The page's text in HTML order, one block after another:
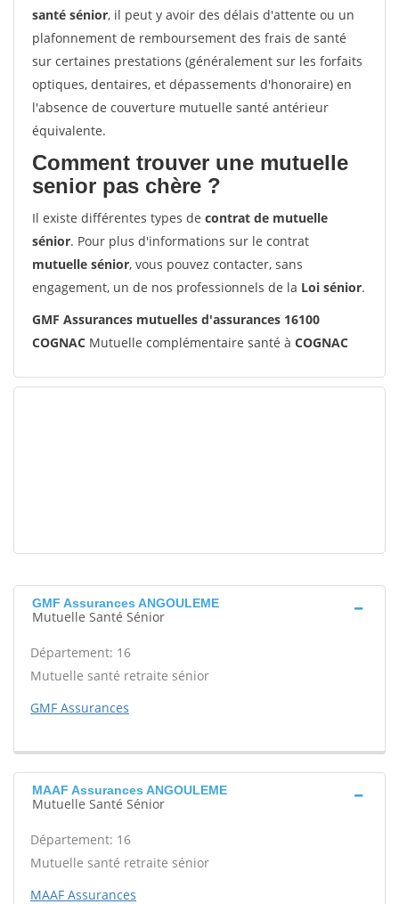
santé sénior, il peut y avoir des délais d'attente ou un
plafonnement de remboursement des frais de santé
sur certaines prestations (généralement sur les forfaits
optiques, dentaires, et dépassements d'honoraire) en
l'absence de couverture mutuelle santé antérieur
équivalente.
Comment trouver une mutuelle
senior pas chère ?
Il existe différentes types de contrat de mutuelle
sénior. Pour plus d'informations sur le contrat
mutuelle sénior, vous pouvez contacter, sans
engagement, un de nos professionnels de la Loi sénior.
GMF Assurances mutuelles d'assurances 16100
COGNAC Mutuelle complémentaire santé à COGNAC
GMF Assurances ANGOULEME
Mutuelle Santé Sénior
Département: 16
Mutuelle santé retraite sénior
GMF Assurances
MAAF Assurances ANGOULEME
Mutuelle Santé Sénior
Département: 16
Mutuelle santé retraite sénior
MAAF Assurances